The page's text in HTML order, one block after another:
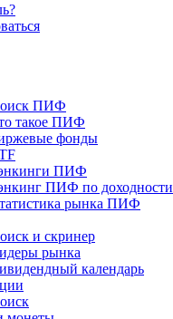
ПИФ
такое ПИФ
фонды
ПИФ
ПИФ по доходности
рынка ПИФ
и скринер
рынка
календарь